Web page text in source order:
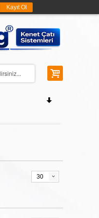
Kayıt Ol
30